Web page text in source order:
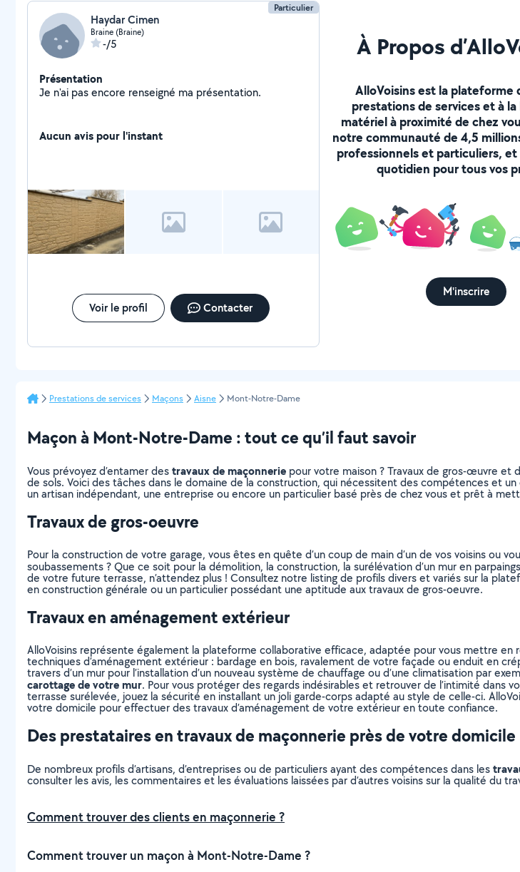
Particulier
Haydar Cimen
Braine (Braine)
-/5
Présentation
Je n'ai pas encore renseigné ma présentation.
Aucun avis pour l'instant
Voir le profil Contacter
À Propos
AlloVoisins est la plateforme
prestations de services et à
matériel à proximité de chez
notre communauté de 4,5
professionnels et particuliers,
quotidien pour tous vos
M'inscrire
Prestations de services Maçons Aisne Mont-Notre-Dame
Maçon à Mont-Notre-Dame : tout ce qu’il faut savoir
Vous prévoyez d’entamer destravaux de maçonnerie pour votre maison ? Travaux de gros-œuvre
de sols. Voici des tâches dans le domaine de la construction, qui nécessitent des compétences et
un artisan indépendant, une entreprise ou encore un particulier basé près de chez vous et prêt à
Travaux de gros-oeuvre
Pour la construction de votre garage, vous êtes en quête d’un coup de main d’un de vos voisins ou
soubassements ? Que ce soit pour la démolition, la construction, la surélévation d’un mur en
de votre future terrasse, n’attendez plus ! Consultez notre listing de profils divers et variés sur la
en construction générale ou un particulier possédant une aptitude aux travaux de gros-oeuvre.
Travaux en aménagement extérieur
AlloVoisins représente également la plateforme collaborative efficace, adaptée pour vous mettre en
techniques d’aménagement extérieur : bardage en bois, ravalement de votre façade ou enduit en
travers d’un mur pour l’installation d’un nouveau système de chauffage ou d’une climatisation par
carottage de votre mur. Pour vous protéger des regards indésirables et retrouver de l’intimité dans
terrasse surélevée, jouez la sécurité en installant un joli garde-corps adapté au style de celle-ci.
votre domicile pour effectuer des travaux d’aménagement de votre extérieur en toute confiance.
Des prestataires en travaux de maçonnerie près de votre domicile
De nombreux profils d’artisans, d’entreprises ou de particuliers ayant des compétences dans les
consulter les avis, les commentaires et les évaluations laissées par d’autres voisins sur la qualité du
Comment trouver des clients en maçonnerie ?
Comment trouver un maçon à Mont-Notre-Dame ?